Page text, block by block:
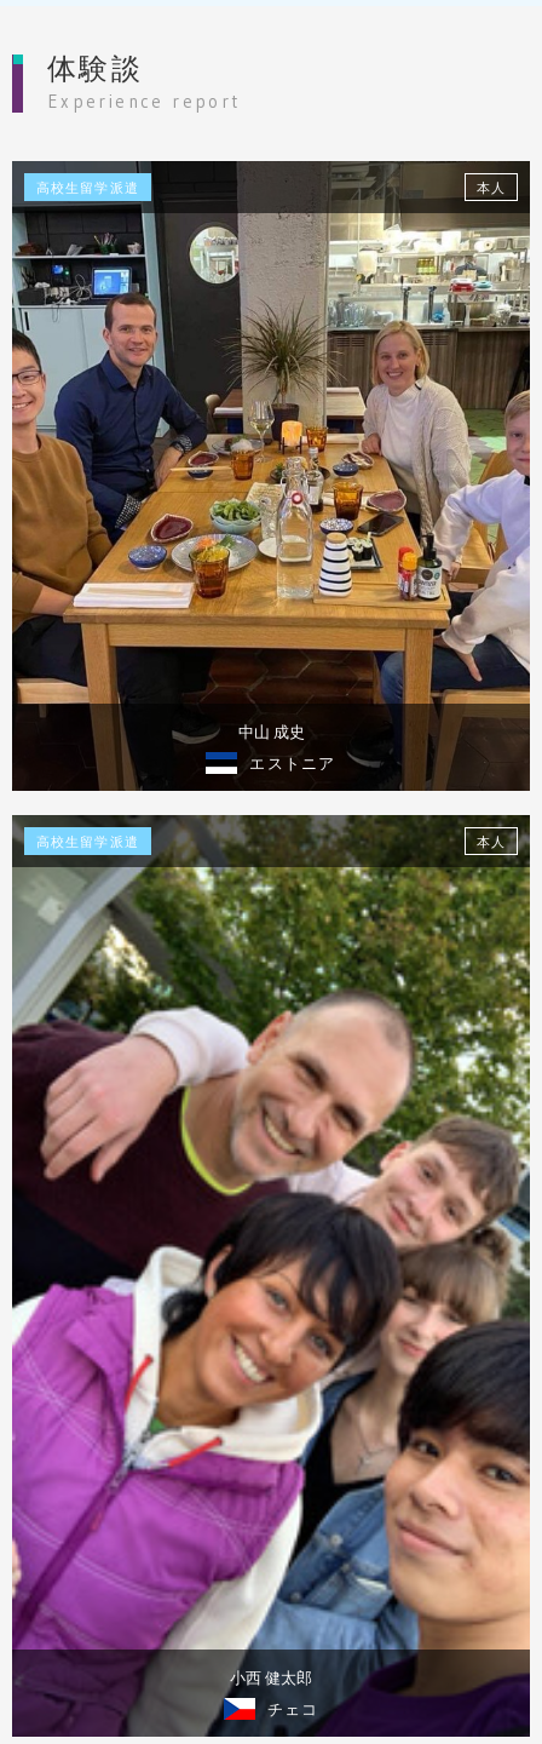
体験談
Experience report
高校生留学派遣 本人
中山 成史
エストニア
体験談を見る
高校生留学派遣 本人
小西 健太郎
チェコ